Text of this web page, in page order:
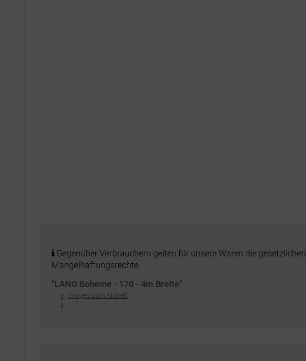
Gegenüber Verbrauchern gelten für unsere Waren die gesetzlichen
Mängelhaftungsrechte.
"LANO Boheme - 170 - 4m Breite"
Fragen zum Artikel?